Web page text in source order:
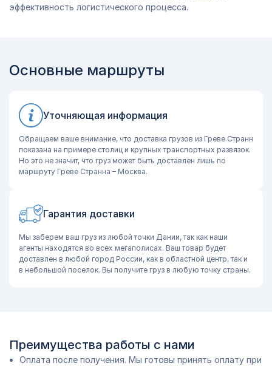
эффективность логистического процесса.
Основные маршруты
Уточняющая информация
Обращаем ваше внимание, что доставка грузов из Греве Странн
показана на примере столиц и крупных транспортных развязок.
Но это не значит, что груз может быть доставлен лишь по
маршруту Греве Странна – Москва.
Гарантия доставки
Мы заберем ваш груз из любой точки Дании, так как наши
агенты находятся во всех мегаполисах. Ваш товар будет
доставлен в любой город России, как в областной центр, так и
в небольшой поселок. Вы получите груз в любую точку страны.
Преимущества работы с нами
Оплата после получения. Мы готовы принять оплату при